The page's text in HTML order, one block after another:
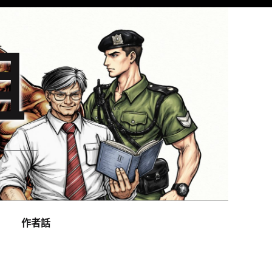
作者話